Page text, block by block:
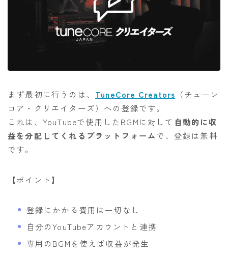
まず最初に行うのは、 TuneCore Creators （チューン
コア・クリエイターズ）への登録です。
これは、YouTubeで使用したBGMに対して 自動的に収
益を分配してくれるプラットフォームで、登録は無料
です。
【ポイント】
登録にかかる費用は一切なし
自分のYouTubeアカウントと連携
専用のBGMを使えば収益が発生